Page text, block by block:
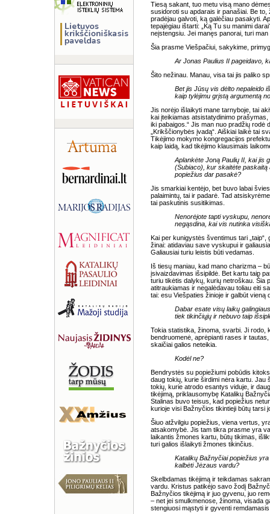
Tiesą sakant, tuo metu visą mano
susidoroti su apdarais ir panašiai. Be
pradėjau galvoti, ką galėčiau pasakyti.
tepajėgiau ištarti: „Ką Tu su manimi
neįstengsiu. Jei manęs panorai, turi man
Šia prasme Viešpačiui, sakykime,
Ar Jonas Paulius II pageidavo,
Šito nežinau. Manau, visa tai jis paliko
Bet jis Jūsų vis dėlto nepaleido
kaip tylėjimu grįstą argumentą
Jis norėjo išlaikyti mane tarnyboje, tai
kai įteikiamas atsistatydinimo
iki pabaigos.“ Jis man nuo pradžių rodė
„Krikščionybės įvadą“. Aiškiai laikė tai
Tikėjimo mokymo kongregacijos
kaip laidą, kad tikėjimo klausimais
Aplankėte Joną Paulių II, kai jis
(Subiaco), kur skaitėte
popiežius dar pasakė?
Jis smarkiai kentėjo, bet buvo labai
palaimintų, tai ir padarė. Tad
tai paskutinis susitikimas.
Nenorėjote tapti vyskupu,
negąsdina, kai vis nutinka
Kai per kunigystės šventimus tari
žinai: atidaviau save vyskupui ir
Galiausiai turiu leistis būti vedamas.
Iš tiesų maniau, kad mano charizma –
įsivaizdavimas išsipildė. Bet kartu taip
turiu tikėtis dalykų, kurių netroškau. Šia
atitraukiamas ir negalėdavau toliau eiti
tai: esu Viešpaties žinioje ir galbūt
Dabar esate visų laikų
tiek tikinčiųjų ir nebuvo taip
Tokia statistika, žinoma, svarbi. Ji rodo,
bendruomenė, aprėpianti rases ir
skaičiai galios neteikia.
Kodėl ne?
Bendrystės su popiežiumi pobūdis
daug tokių, kurie širdimi nėra kartu. Jau
tokių, kurie atrodo esantys viduje, ir
tikėjimą, priklausomybę Katalikų
Stalinas buvo teisus, kad popiežius
kurioje visi Bažnyčios tikintieji būtų tarsi
Šiuo atžvilgiu popiežius, viena vertus,
atsakomybė. Jis tam tikra prasme yra
laikantis žmones kartu, būtų tikimas,
turi galios išlaikyti žmones tikinčius.
Katalikų Bažnyčiai popiežius yra
kalbėti Jėzaus vardu?
Skelbdamas tikėjimą ir teikdamas
vardu. Kristus patikėjo savo žodį
Bažnyčios tikėjimą ir juo gyvenu, juo
– net jei smulkmenose, žinoma, visada
stengiuosi mąstyti ir gyventi